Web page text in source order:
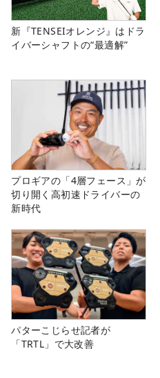
新『TENSEIオレンジ』はドラ
イバーシャフトの“最適解”
プロギアの「4層フェース」が
切り開く高初速ドライバーの
新時代
パターこじらせ記者が
「TRTL」で大改善